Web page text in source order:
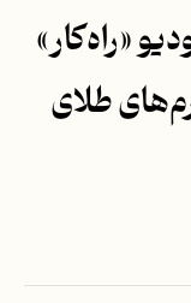
«راه‌کار»
مطرح شد؛ نوآوری‌های پلتفرم‌‎های طلای